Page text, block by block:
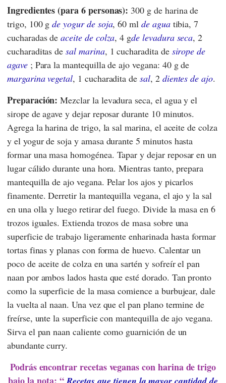
Ingredientes (para 6 personas): 300 g de harina de
trigo, 100 gde yogur de soja, 60 mlde aguatibia, 7
cucharadas deaceite de colza, 4 gde levadura seca, 2
cucharaditas desal marina, 1 cucharadita de sirope de
agave; Para la mantequilla de ajo vegana: 40 g de
margarina vegetal, 1 cucharadita desal, 2 dientes de ajo.
Preparación: Mezclar la levadura seca, el agua y el
sirope de agave y dejar reposar durante 10 minutos.
Agrega la harina de trigo, la sal marina, el aceite de colza
y el yogur de soja y amasa durante 5 minutos hasta
formar una masa homogénea. Tapar y dejar reposar en un
lugar cálido durante una hora. Mientras tanto, prepara
mantequilla de ajo vegana. Pelar los ajos y picarlos
finamente. Derretir la mantequilla vegana, el ajo y la sal
en una olla y luego retirar del fuego. Divide la masa en 6
trozos iguales. Extienda trozos de masa sobre una
superficie de trabajo ligeramente enharinada hasta formar
tortas finas y planas con forma de huevo. Calentar un
poco de aceite de colza en una sartén y sofreír el pan
naan por ambos lados hasta que esté dorado. Tan pronto
como la superficie de la masa comience a burbujear, dale
la vuelta al naan. Una vez que el pan plano termine de
freírse, unte la superficie con mantequilla de ajo vegana.
Sirva el pan naan caliente como guarnición de un
abundante curry.
Podrás encontrar recetas veganas con harina de trigo